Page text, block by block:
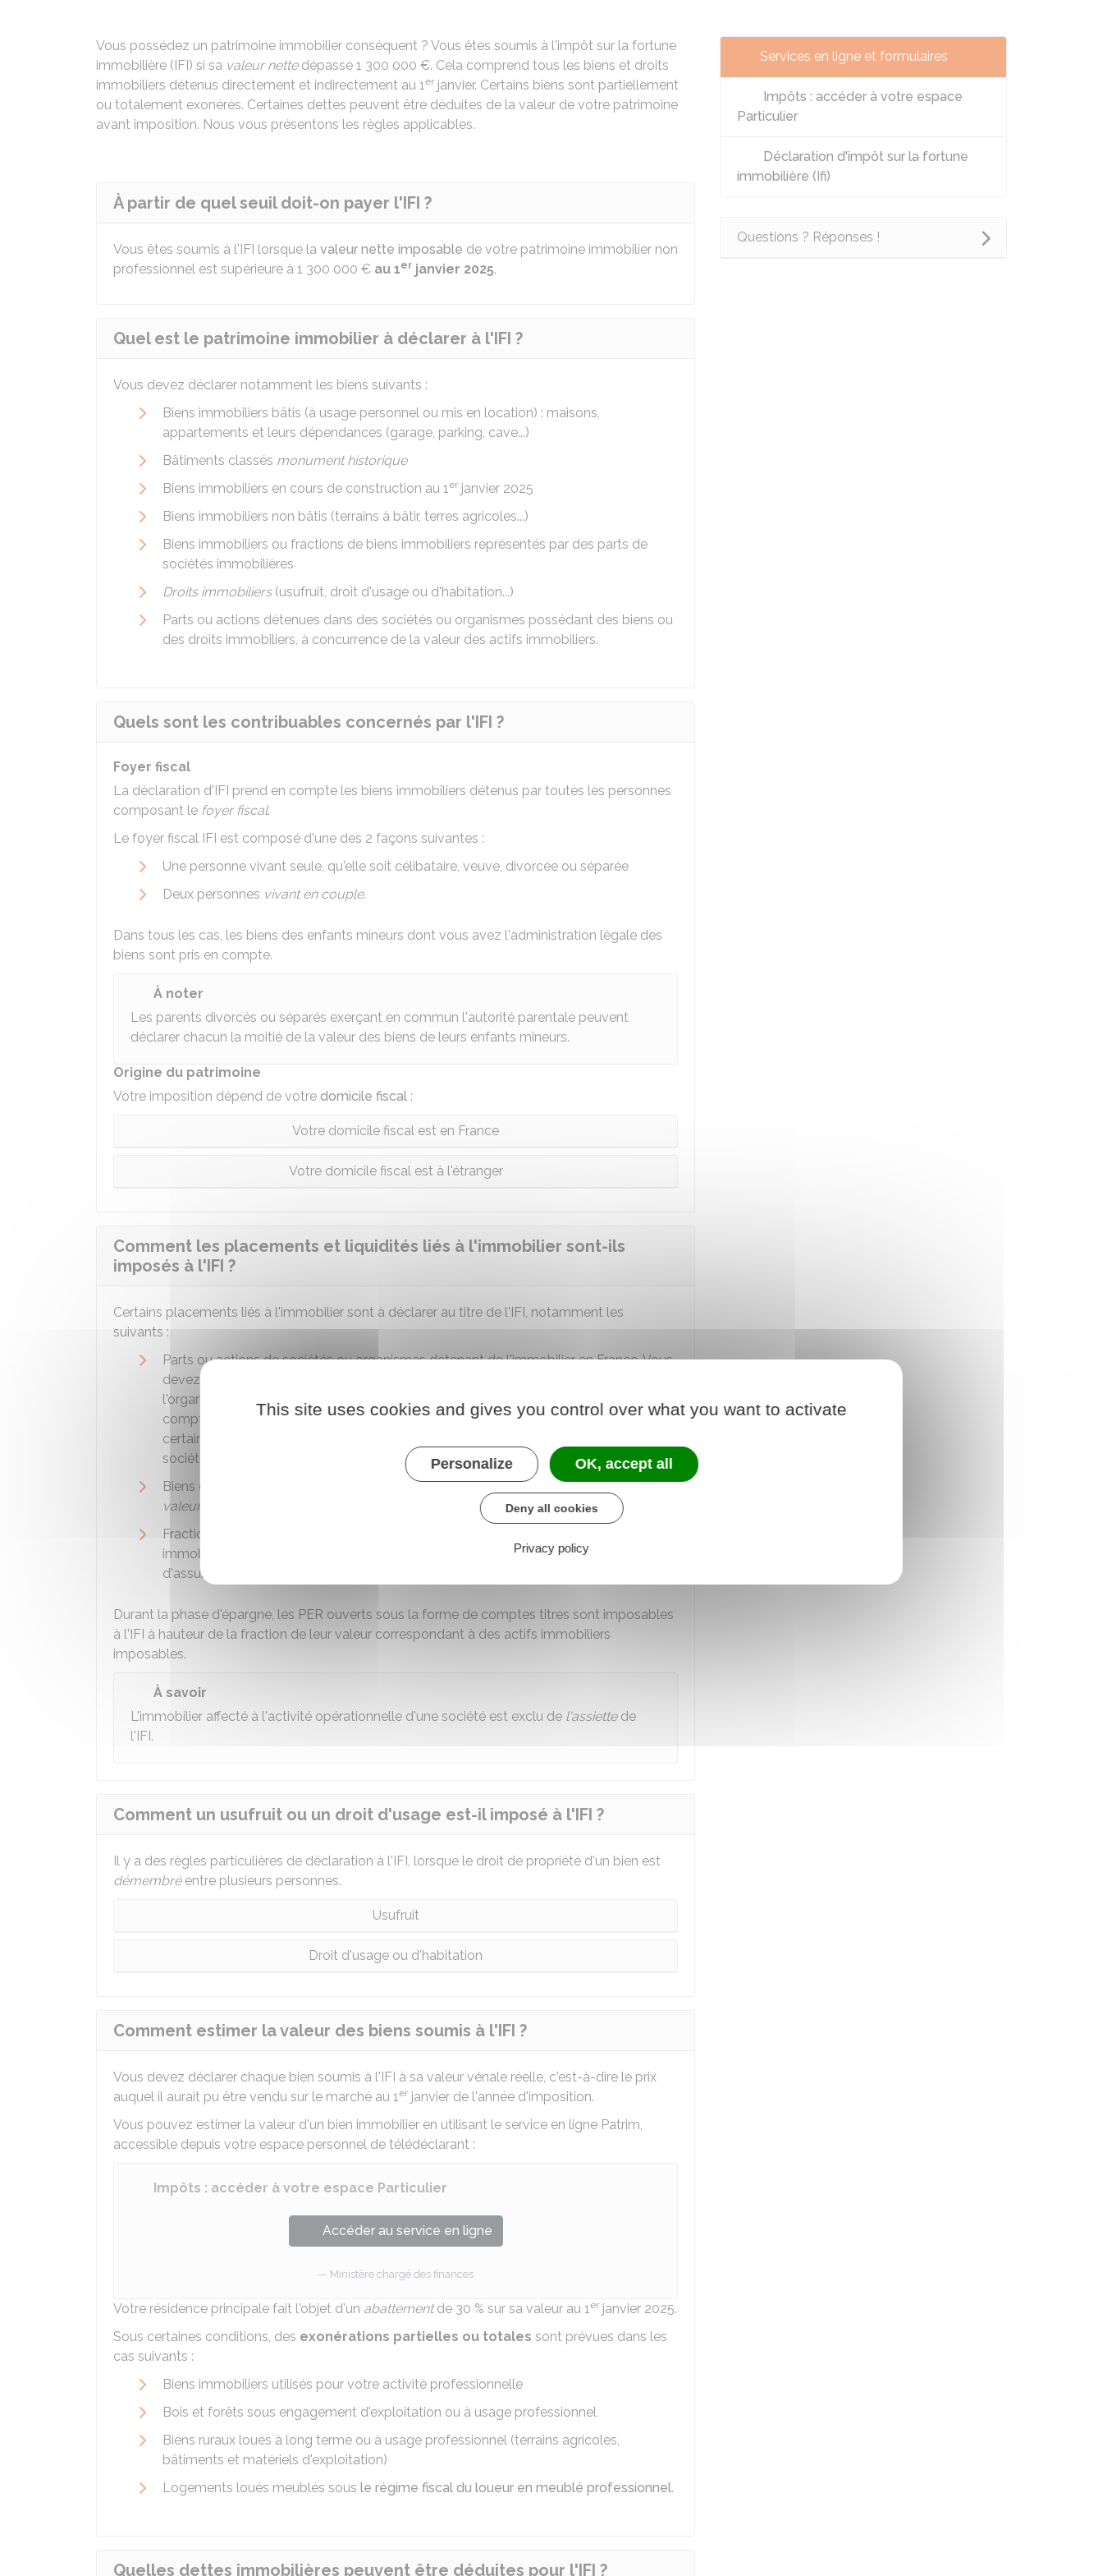
Vous possédez un patrimoine immobilier conséquent ? Vous êtes soumis à l'impôt sur la fortune
immobilière (IFI) si sa valeur nettedépasse 1 300 000 €. Cela comprend tous les biens et droits
immobiliers détenus directement et indirectement au 1er janvier. Certains biens sont partiellement
ou totalement exonérés. Certaines dettes peuvent être déduites de la valeur de votre patrimoine
avant imposition. Nous vous présentons les règles applicables.
À partir de quel seuil doit-on payer l'IFI ?
Vous êtes soumis à l'IFI lorsque la valeur nette imposable de votre patrimoine immobilier non
professionnel est supérieure à 1 300 000 € au 1er janvier 2025.
Quel est le patrimoine immobilier à déclarer à l'IFI ?
Vous devez déclarer notamment les biens suivants :
Biens immobiliers bâtis (à usage personnel ou mis en location) : maisons,
appartements et leurs dépendances (garage, parking, cave...)
Bâtiments classés monument historique
Biens immobiliers en cours de construction au 1er janvier 2025
Biens immobiliers non bâtis (terrains à bâtir, terres agricoles...)
Biens immobiliers ou fractions de biens immobiliers représentés par des parts de
sociétés immobilières
Droits immobiliers(usufruit, droit d'usage ou d'habitation...)
Parts ou actions détenues dans des sociétés ou organismes possédant des biens ou
des droits immobiliers, à concurrence de la valeur des actifs immobiliers.
Quels sont les contribuables concernés par l'IFI ?
Foyer fiscal
La déclaration d'IFI prend en compte les biens immobiliers détenus par toutes les personnes
composant le foyer fiscal.
Le foyer fiscal IFI est composé d'une des 2 façons suivantes :
Une personne vivant seule, qu'elle soit célibataire, veuve, divorcée ou séparée
Deux personnes vivant en couple.
Dans tous les cas, les biens des enfants mineurs dont vous avez l'administration légale des
biens sont pris en compte.
À noter
Les parents divorcés ou séparés exerçant en commun l'autorité parentale peuvent
déclarer chacun la moitié de la valeur des biens de leurs enfants mineurs.
Origine du patrimoine
Votre imposition dépend de votre domicile fiscal :
Votre domicile fiscal est en France
Votre domicile fiscal est à l'étranger
Comment les placements et liquidités liés à l'immobilier sont-ils
imposés à l'IFI ?
Certains placements liés à l'immobilier sont à déclarer au titre de l'IFI, notamment les
suivants :
Parts ou actions de sociétés ou organismes détenant de l'immobilier en France. Vous
devez déclarer la valeur représentant les biens immobiliers détenus par la société ou
l'organisme. Toutefois, l'immobilier ainsi détenu indirectement n'est pas pris en
compte si vous possédez moins de10 %du capital de la société propriétaire, ou sous
certaines conditions, lorsque ces biens immobiliers sont affectés à l'activité de la
société qui en est propriétaire ou d'une société liée.
Biens et droits immobiliers transférés en
fiducieou placés dans untrustpour leur
valeur vénale
Fraction de la valeur de rachat au 1
immobiliers imposables compris dans les unités de compte des contrats
d'assurance-vie rachetables.
Durant la phase d'épargne, les PER ouverts sous la forme de comptes titres sont imposables
à l'IFI à hauteur de la fraction de leur valeur correspondant à des actifs immobiliers
imposables.
À savoir
L'immobilier affecté à l'activité opérationnelle d'une société est exclu de l'assiettede
l'IFI.
Comment un usufruit ou un droit d'usage est-il imposé à l'IFI ?
Il y a des règles particulières de déclaration à l'IFI, lorsque le droit de propriété d'un bien est
démembréentre plusieurs personnes.
Usufruit
Droit d'usage ou d'habitation
Comment estimer la valeur des biens soumis à l'IFI ?
Vous devez déclarer chaque bien soumis à l'IFI à sa valeur vénale réelle, c'est-à-dire le prix
auquel il aurait pu être vendu sur le marché au 1er janvier de l'année d'imposition.
Vous pouvez estimer la valeur d'un bien immobilier en utilisant le service en ligne Patrim,
accessible depuis votre espace personnel de télédéclarant :
Impôts : accéder à votre espace Particulier
Accéder au service en ligne
Ministère chargé des finances
Votre résidence principale fait l'objet d'un abattementde 30 % sur sa valeur au 1er janvier 2025.
Sous certaines conditions, des exonérations partielles ou totales sont prévues dans les
cas suivants :
Biens immobiliers utilisés pour votre activité professionnelle
Bois et forêts sous engagement d'exploitation ou à usage professionnel
Biens ruraux loués à long terme ou à usage professionnel (terrains agricoles,
bâtiments et matériels d'exploitation)
Logements loués meublés sous le régime fiscal du loueur en meublé professionnel.
Quelles dettes immobilières peuvent être déduites pour l'IFI ?
Services en ligne et formulaires
Impôts : accéder à votre espace
Particulier
Déclaration d'impôt sur la fortune
immobilière (Ifi)
Questions ? Réponses !
This site uses cookies and gives you control over what you want to activate
Personalize OK, accept all
Deny all cookies
Privacy policy